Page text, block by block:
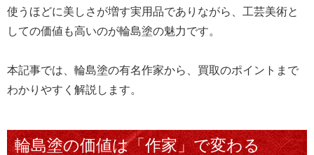
使うほどに美しさが増す実用品でありながら、工芸美術と
しての価値も高いのが輪島塗の魅力です。
本記事では、輪島塗の有名作家から、買取のポイントまで
わかりやすく解説します。
輪島塗の価値は「作家」で変わる